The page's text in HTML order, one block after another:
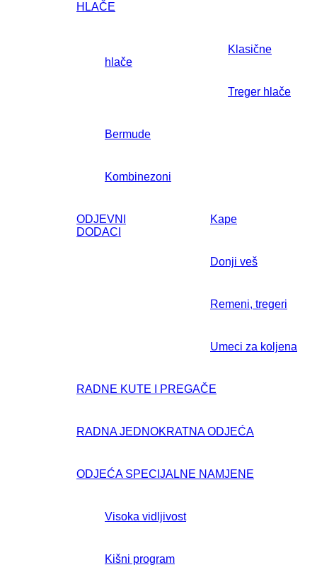
HLAČE
Klasične
hlače
Treger hlače
Bermude
Kombinezoni
ODJEVNI
DODACI
Kape
Donji veš
Remeni, tregeri
Umeci za koljena
RADNE KUTE I PREGAČE
RADNA JEDNOKRATNA ODJEĆA
ODJEĆA SPECIJALNE NAMJENE
Visoka vidljivost
Kišni program